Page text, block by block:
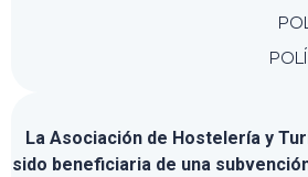
La Asociación de Hostelería y
sido beneficiaria de una